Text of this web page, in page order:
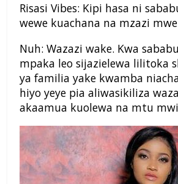
Risasi Vibes: Kipi hasa ni
wewe kuachana na mzazi
Nuh: Wazazi wake. Kwa
mpaka leo sijazielewa lilitoka
ya familia yake kwamba
hiyo yeye pia aliwasikiliza
akaamua kuolewa na mtu